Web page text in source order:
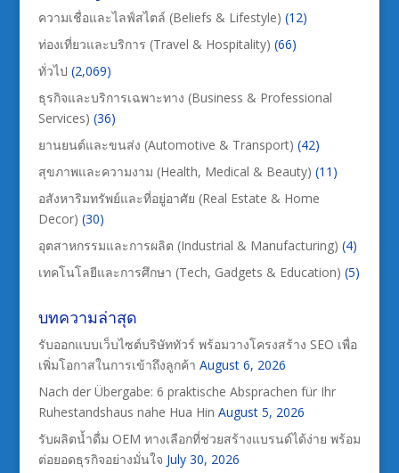
ความเชื่อและไลฟ์สไตล์ (Beliefs & Lifestyle) (12)
ท่องเที่ยวและบริการ (Travel & Hospitality) (66)
ทั่วไป (2,069)
ธุรกิจและบริการเฉพาะทาง (Business & Professional
Services) (36)
ยานยนต์และขนส่ง (Automotive & Transport) (42)
สุขภาพและความงาม (Health, Medical & Beauty) (11)
อสังหาริมทรัพย์และที่อยู่อาศัย (Real Estate & Home
Decor) (30)
อุตสาหกรรมและการผลิต (Industrial & Manufacturing) (4)
เทคโนโลยีและการศึกษา (Tech, Gadgets & Education) (5)
บทความล่าสุด
รับออกแบบเว็บไซต์บริษัททัวร์ พร้อมวางโครงสร้าง SEO เพื่อ
เพิ่มโอกาสในการเข้าถึงลูกค้า August 6, 2026
Nach der Übergabe: 6 praktische Absprachen für Ihr
Ruhestandshaus nahe Hua Hin August 5, 2026
รับผลิตน้ำดื่ม OEM ทางเลือกที่ช่วยสร้างแบรนด์ได้ง่าย พร้อม
ต่อยอดธุรกิจอย่างมั่นใจ July 30, 2026